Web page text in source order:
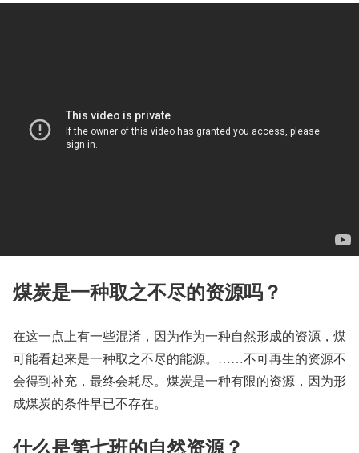
煤炭是一种取之不尽的资源吗？
在这一点上有一些混淆，因为作为一种自然形成的资源，煤
可能看起来是一种取之不尽的能源。……不可再生的资源不
会得到补充，最终会耗尽。煤炭是一种有限的资源，因为形
成煤炭的条件早已不存在。
什么是第七班的自然资源？